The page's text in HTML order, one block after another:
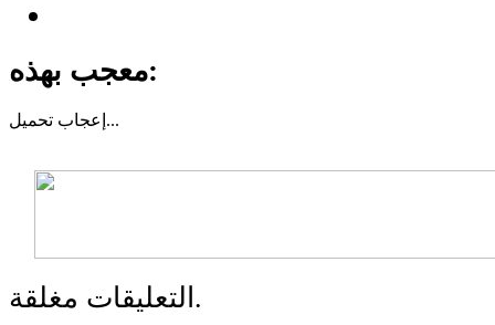
معجب بهذه:
إعجاب تحميل...
التعليقات مغلقة.